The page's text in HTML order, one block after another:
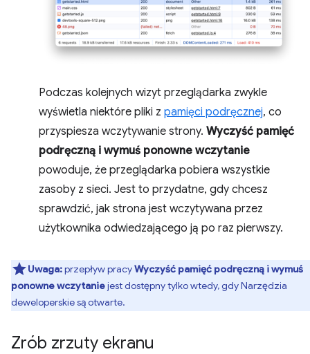
Podczas kolejnych wizyt przeglądarka zwykle
wyświetla niektóre pliki z pamięci podręcznej, co
przyspiesza wczytywanie strony. Wyczyść pamięć
podręczną i wymuś ponowne wczytanie
powoduje, że przeglądarka pobiera wszystkie
zasoby z sieci. Jest to przydatne, gdy chcesz
sprawdzić, jak strona jest wczytywana przez
użytkownika odwiedzającego ją po raz pierwszy.
Uwaga:przepływ pracyWyczyść pamięć podręczną i wymuś
ponowne wczytaniejest dostępny tylko wtedy, gdy Narzędzia
deweloperskie są otwarte.
Zrób zrzuty ekranu